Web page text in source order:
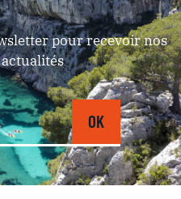
pour recevoir nos